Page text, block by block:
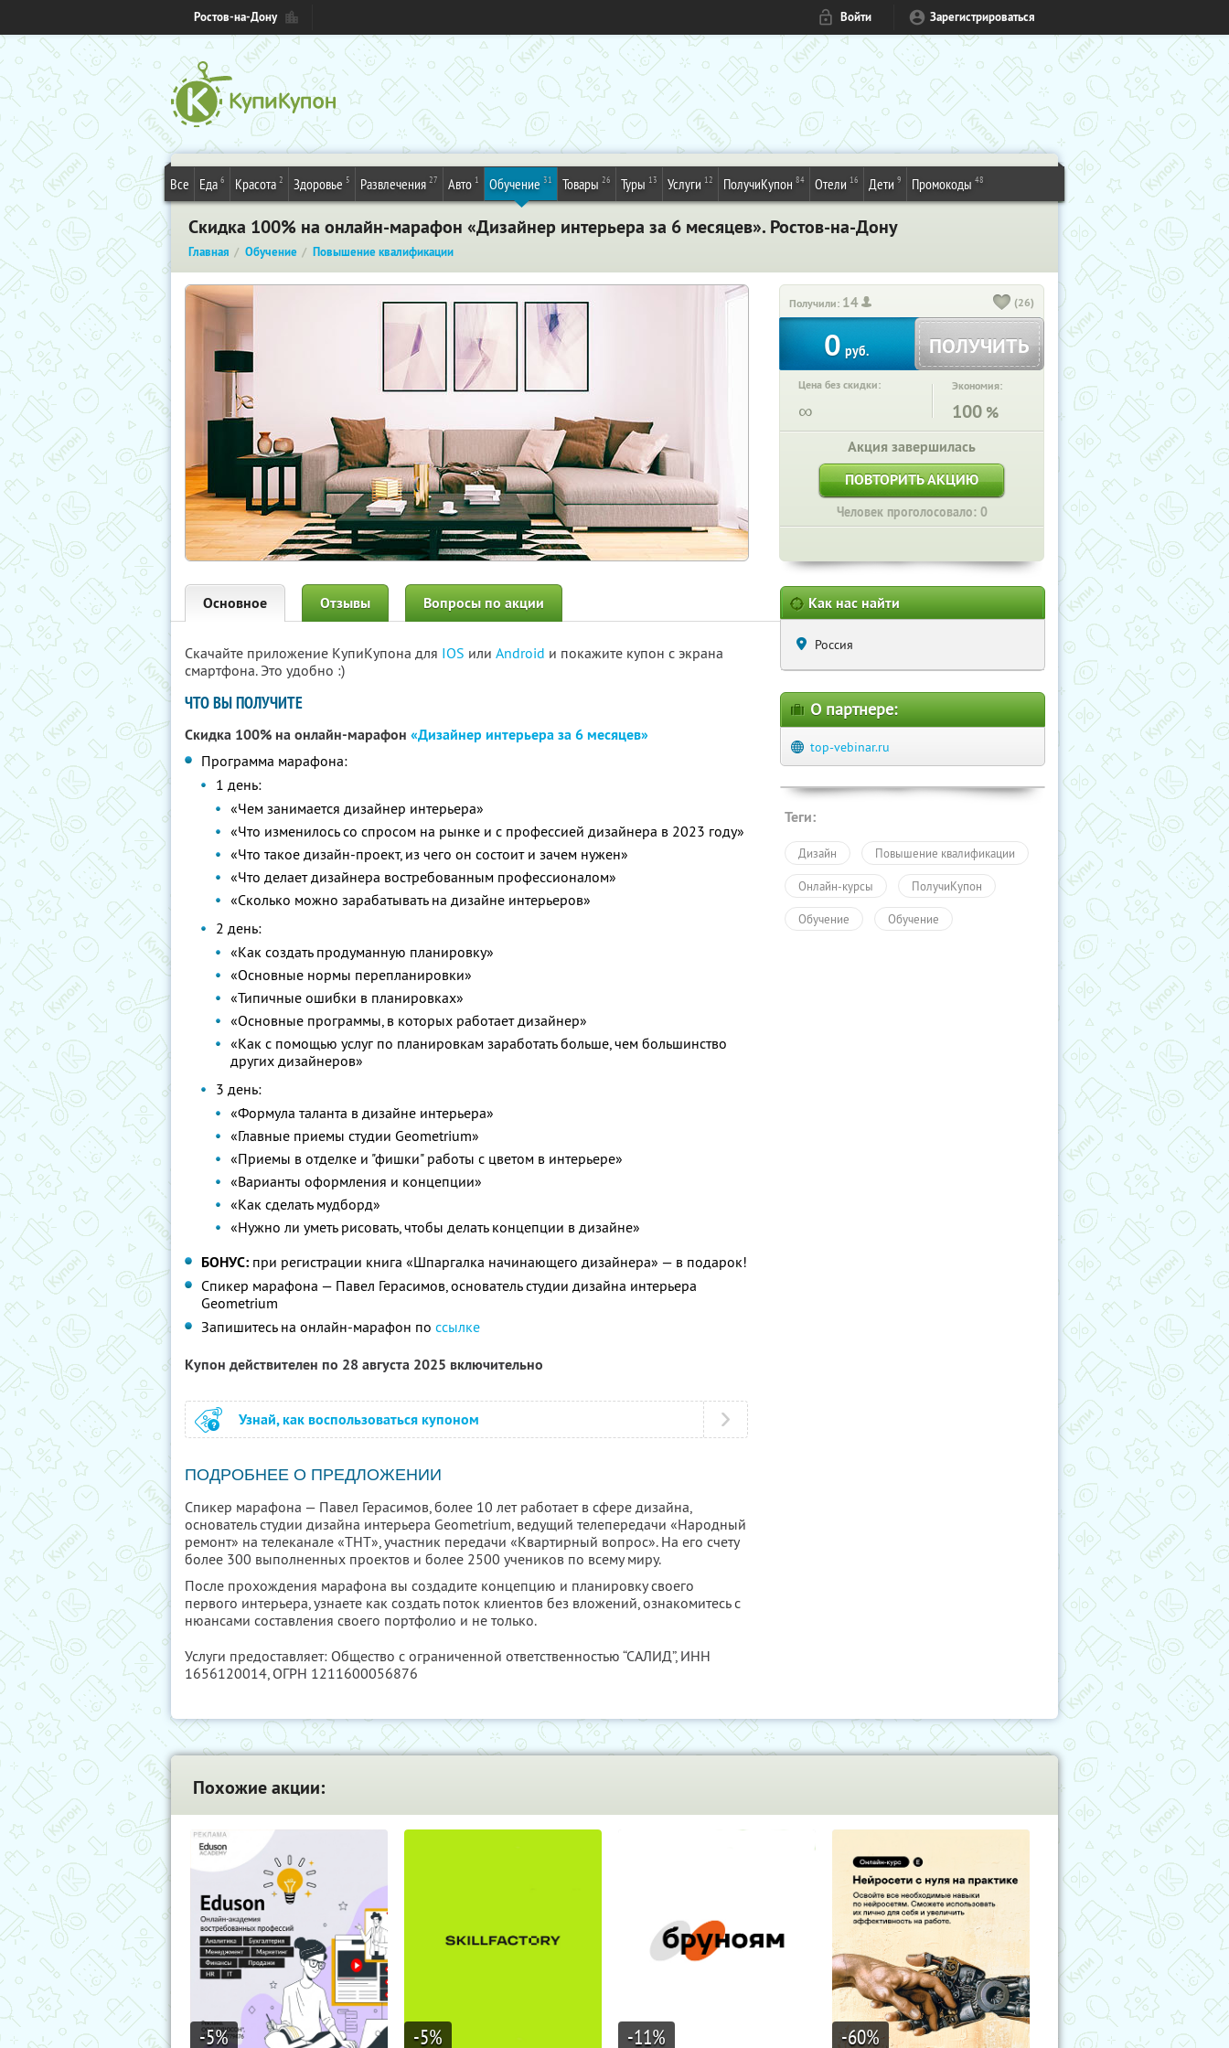
Ростов-на-Дону Войти Зарегистрироваться
Все Еда 6 Красота 2 Здоровье 5 Развлечения 27 Авто 1 Обучение 31 Товары 26 Туры 13 Услуги 12 ПолучиКупон 84 Отели 16 Дети 9 Промокоды 48
Скидка 100% на онлайн-марафон «Дизайнер интерьера за 6 месяцев». Ростов-на-Дону
Главная Обучение Повышение квалификации
Получили: 14 (26)
0 руб. ПОЛУЧИТЬ
Цена без скидки:
∞
Экономия:
100 %
Акция завершилась
ПОВТОРИТЬ АКЦИЮ
Человек проголосовало: 0
Основное Отзывы Вопросы по акции
Скачайте приложение КупиКупона для IOS или Android и покажите купон с экрана
смартфона. Это удобно :)
ЧТО ВЫ ПОЛУЧИТЕ
Скидка 100% на онлайн-марафон «Дизайнер интерьера за 6 месяцев»
Программа марафона:
1 день:
«Чем занимается дизайнер интерьера»
«Что изменилось со спросом на рынке и с профессией дизайнера в 2023 году»
«Что такое дизайн-проект, из чего он состоит и зачем нужен»
«Что делает дизайнера востребованным профессионалом»
«Сколько можно зарабатывать на дизайне интерьеров»
2 день:
«Как создать продуманную планировку»
«Основные нормы перепланировки»
«Типичные ошибки в планировках»
«Основные программы, в которых работает дизайнер»
«Как с помощью услуг по планировкам заработать больше, чем большинство
других дизайнеров»
3 день:
«Формула таланта в дизайне интерьера»
«Главные приемы студии Geometrium»
«Приемы в отделке и "фишки" работы с цветом в интерьере»
«Варианты оформления и концепции»
«Как сделать мудборд»
«Нужно ли уметь рисовать, чтобы делать концепции в дизайне»
БОНУС: при регистрации книга «Шпаргалка начинающего дизайнера» — в подарок!
Спикер марафона — Павел Герасимов, основатель студии дизайна интерьера
Geometrium
Запишитесь на онлайн-марафон по ссылке
Купон действителен по 28 августа 2025 включительно
Узнай, как воспользоваться купоном
ПОДРОБНЕЕ О ПРЕДЛОЖЕНИИ
Спикер марафона — Павел Герасимов, более 10 лет работает в сфере дизайна,
основатель студии дизайна интерьера Geometrium, ведущий телепередачи «Народный
ремонт» на телеканале «ТНТ», участник передачи «Квартирный вопрос». На его счету
более 300 выполненных проектов и более 2500 учеников по всему миру.
После прохождения марафона вы создадите концепцию и планировку своего
первого интерьера, узнаете как создать поток клиентов без вложений, ознакомитесь с
нюансами составления своего портфолио и не только.
Услуги предоставляет: Общество с ограниченной ответственностью “САЛИД”, ИНН
1656120014, ОГРН 1211600056876
Как нас найти
Россия
О партнере:
top-vebinar.ru
Теги:
Дизайн Повышение квалификации
Онлайн-курсы ПолучиКупон
Обучение Обучение
Похожие акции:
-5% -5% -11% -60%